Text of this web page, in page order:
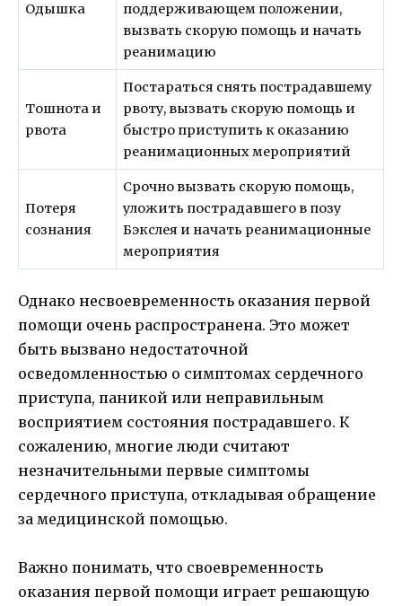
Одышка
поддерживающем положении,
вызвать скорую помощь и начать
реанимацию
Тошнота и
рвота
Постараться снять пострадавшему
рвоту, вызвать скорую помощь и
быстро приступить к оказанию
реанимационных мероприятий
Потеря
сознания
Срочно вызвать скорую помощь,
уложить пострадавшего в позу
Бэкслея и начать реанимационные
мероприятия
Однако несвоевременность оказания первой
помощи очень распространена. Это может
быть вызвано недостаточной
осведомленностью о симптомах сердечного
приступа, паникой или неправильным
восприятием состояния пострадавшего. К
сожалению, многие люди считают
незначительными первые симптомы
сердечного приступа, откладывая обращение
за медицинской помощью.
Важно понимать, что своевременность
оказания первой помощи играет решающую